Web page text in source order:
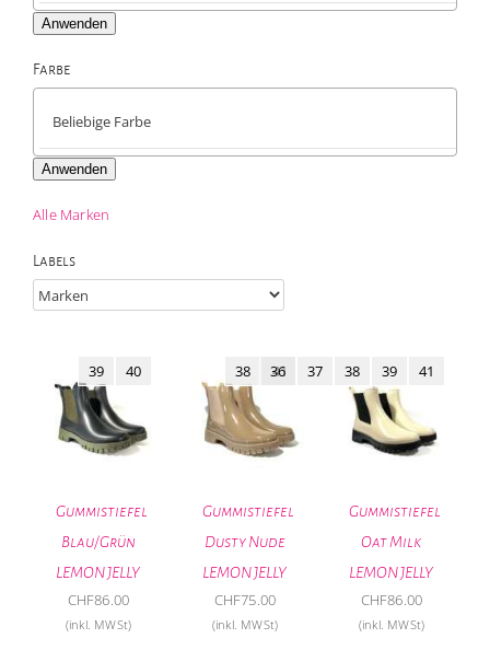
Gummistiefel
Blau/Grün
LEMON JELLY
39 40
CHF86.00
(inkl. MWSt)
Gummistiefel
Dusty Nude
LEMON JELLY
38 41
CHF75.00
(inkl. MWSt)
Gummistiefel
Oat Milk
LEMON JELLY
36 37 38 39 41
CHF86.00
(inkl. MWSt)
Anwenden
Farbe
Anwenden
Alle Marken
Labels